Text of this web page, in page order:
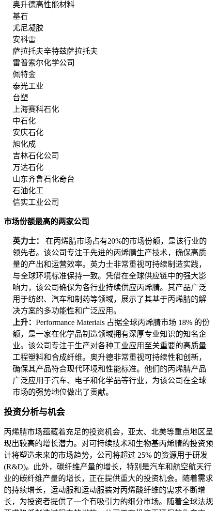
奥升德高性能材料
基石
尤尼凝胶
安科雷
萨拉托夫辛特兹萨拉托夫
雷普索尔化学公司
佩特金
泰光工业
台塑
上海赛科石化
中石化
安庆石化
旭化成
吉林石化公司
万达石化
山东齐鲁石化奇台
石油化工
信实工业公司
市场份额最高的两家公司
英力士：
在丙烯腈市场占有20%的市场份额，是该行业的
领先者。该公司专注于先进的丙烯腈生产技术，确保高质
量的产出和运营效率。英力士非常重视可持续制造实践，
与全球环境标准保持一致。凭借在全球供应链中的强大影
响力，该公司确保为各行业持续供应丙烯腈。其产品广泛
用于纺织、汽车和制药等领域，展示了其基于丙烯腈的解
决方案的多功能性和广泛应用。
上升： Performance Materials 占据全球丙烯腈市场 18% 的份
额，是一家在化学品制造领域拥有深厚专业知识的知名企
业。该公司专注于生产对各种工业应用至关重要的高质量
工程塑料和合成纤维。奥升德非常重视可持续性和创新，
确保其产品符合现代环境和性能标准。他们的丙烯腈产品
广泛应用于汽车、电子和化学品等行业，为该公司在全球
市场的强势地位做出了贡献。
投资分析与机会
丙烯腈市场蕴藏着充足的投资机会，亚太、北美等重点地区呈
现出较高的增长潜力。对可持续技术和生物基丙烯腈的投资预
计将塑造未来的市场趋势，公司将超过 25% 的资源用于研发
(R&D)。此外，碳纤维产量的增长，特别是汽车和航空航天行
业的碳纤维产量的增长，正在提供重大的投资机会。随着需求
的持续增长，运动服和运动服装对丙烯酸纤维的需求不断增
长，为投资者提供了一个有吸引力的细分市场。随着全球法规